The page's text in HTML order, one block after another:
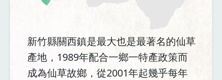
新竹縣關西鎮是最大也是最著名的仙草
產地，1989年配合一鄉一特產政策而
成為仙草故鄉，從2001年起幾乎每年